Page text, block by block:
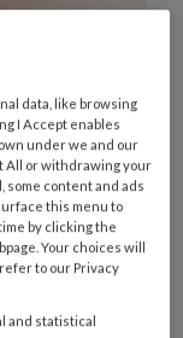
data, like browsing
I Accept enables
under we and our
All or withdrawing your
some content and ads
this menu to
by clicking the
Your choices will
to our Privacy
and statistical